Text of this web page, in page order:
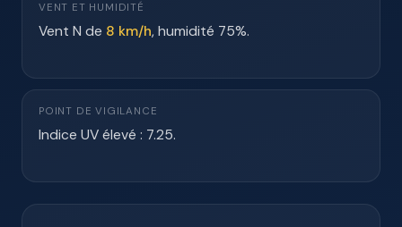
VENT ET HUMIDITÉ
Vent N de 8 km/h, humidité 75%.
POINT DE VIGILANCE
Indice UV élevé : 7.25.